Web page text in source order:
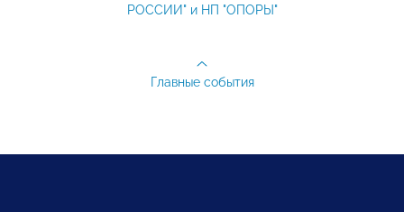
РОССИИ" и НП "ОПОРЫ"
Главные события